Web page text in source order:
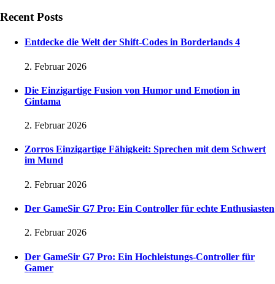
Recent Posts
Entdecke die Welt der Shift-Codes in Borderlands 4
2. Februar 2026
Die Einzigartige Fusion von Humor und Emotion in
Gintama
2. Februar 2026
Zorros Einzigartige Fähigkeit: Sprechen mit dem Schwert
im Mund
2. Februar 2026
Der GameSir G7 Pro: Ein Controller für echte Enthusiasten
2. Februar 2026
Der GameSir G7 Pro: Ein Hochleistungs-Controller für
Gamer